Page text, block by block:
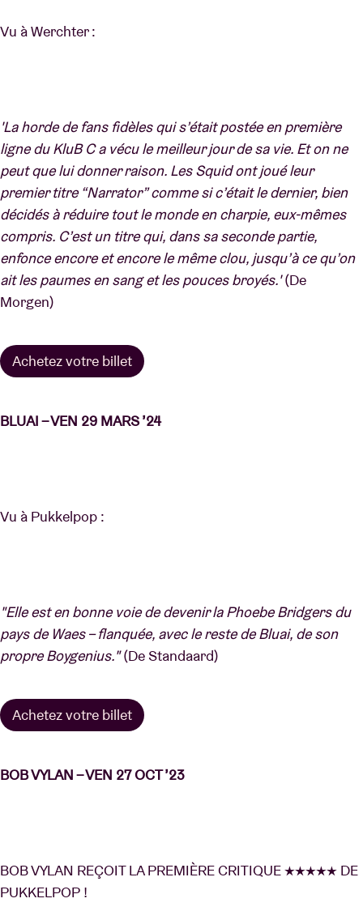
Vu à Werchter :
'La horde de fans fidèles qui s’était postée en première
ligne du KluB C a vécu le meilleur jour de sa vie. Et on ne
peut que lui donner raison. Les Squid ont joué leur
premier titre “Narrator” comme si c’était le dernier, bien
décidés à réduire tout le monde en charpie, eux-mêmes
compris. C’est un titre qui, dans sa seconde partie,
enfonce encore et encore le même clou, jusqu’à ce qu’on
ait les paumes en sang et les pouces broyés.'(De
Morgen)
Achetez votre billet
BLUAI – VEN 29 MARS ’24
Vu à Pukkelpop :
"Elle est en bonne voie de devenir la Phoebe Bridgers du
pays de Waes – flanquée, avec le reste de Bluai, de son
propre Boygenius."(De Standaard)
Achetez votre billet
BOB VYLAN – VEN 27 OCT ’23
BOB VYLAN REÇOIT LA PREMIÈRE CRITIQUE ★★★★★ DE
PUKKELPOP !